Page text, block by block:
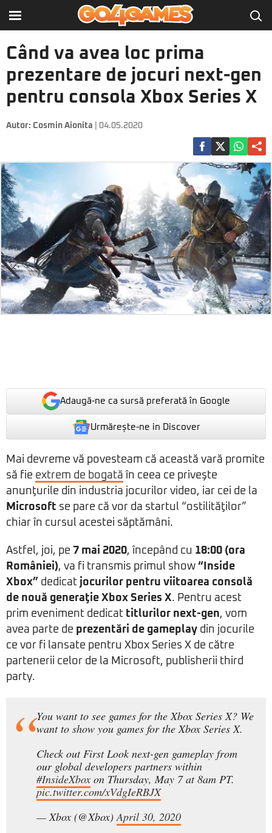
Când va avea loc prima
prezentare de jocuri next-gen
pentru consola Xbox Series X
Autor: Cosmin Aionita | 04.05.2020
Adaugă-ne ca sursă preferată în Google
Urmărește-ne in Discover
Mai devreme vă povesteam că această vară promite
să fie extrem de bogată în ceea ce priveşte
anunţurile din industria jocurilor video, iar cei de la
Microsoft se pare că vor da startul “ostilităţilor”
chiar în cursul acestei săptămâni.
Astfel, joi, pe 7 mai 2020, începând cu 18:00 (ora
României), va fi transmis primul show “Inside
Xbox” dedicat jocurilor pentru viitoarea consolă
de nouă generaţie Xbox Series X. Pentru acest
prim eveniment dedicat titlurilor next-gen, vom
avea parte de prezentări de gameplay din jocurile
ce vor fi lansate pentru Xbox Series X de către
partenerii celor de la Microsoft, publisherii third
party.
You want to see games for the Xbox Series X? We
want to show you games for the Xbox Series X.
Check out First Look next-gen gameplay from
our global developers partners within
#InsideXbox on Thursday, May 7 at 8am PT.
pic.twitter.com/xVdgIeRBJX
— Xbox (@Xbox)April 30, 2020